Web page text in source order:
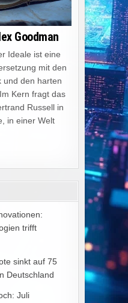
Goodman
Ideale ist eine
mit den
und den harten
Kern fragt das
Russell in
in einer Welt
trifft
sinkt auf 75
Deutschland
Juli